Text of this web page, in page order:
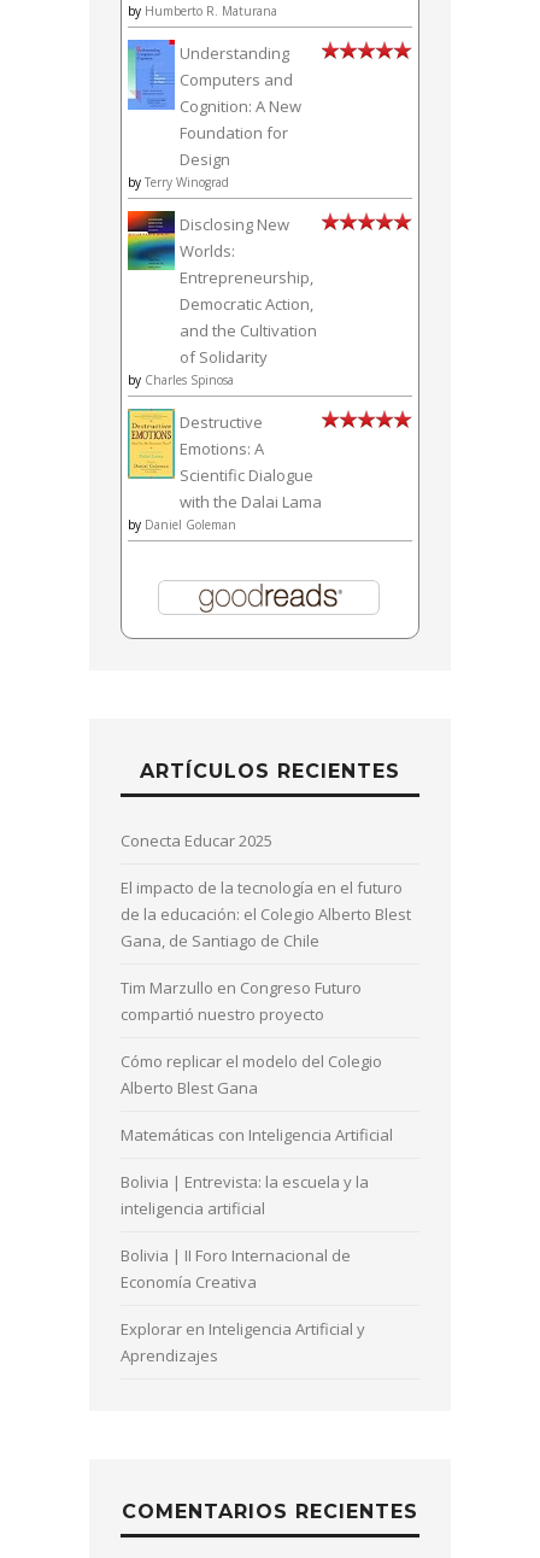
by Humberto R. Maturana
Understanding
Computers and
Cognition: A New
Foundation for
Design
by Terry Winograd
Disclosing New
Worlds:
Entrepreneurship,
Democratic Action,
and the Cultivation
of Solidarity
by Charles Spinosa
Destructive
Emotions: A
Scientific Dialogue
with the Dalai Lama
by Daniel Goleman
ARTÍCULOS RECIENTES
Conecta Educar 2025
El impacto de la tecnología en el futuro
de la educación: el Colegio Alberto Blest
Gana, de Santiago de Chile
Tim Marzullo en Congreso Futuro
compartió nuestro proyecto
Cómo replicar el modelo del Colegio
Alberto Blest Gana
Matemáticas con Inteligencia Artificial
Bolivia | Entrevista: la escuela y la
inteligencia artificial
Bolivia | II Foro Internacional de
Economía Creativa
Explorar en Inteligencia Artificial y
Aprendizajes
COMENTARIOS RECIENTES